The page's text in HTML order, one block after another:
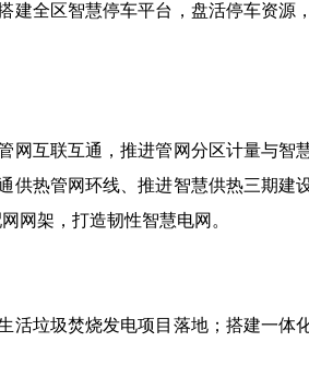
全区智慧停车平台，盘活停车资
互联互通，推进管网分区计量与
热管网环线、推进智慧供热三期建
网架，打造韧性智慧电网。
垃圾焚烧发电项目落地；搭建一